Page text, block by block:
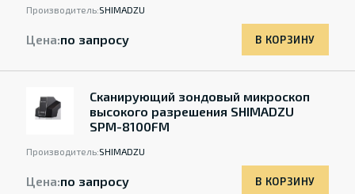
Производитель:SHIMADZU
Цена:по запросу В КОРЗИНУ
Сканирующий зондовый микроскоп
высокого разрешения SHIMADZU
SPM-8100FM
Производитель:SHIMADZU
Цена:по запросу В КОРЗИНУ